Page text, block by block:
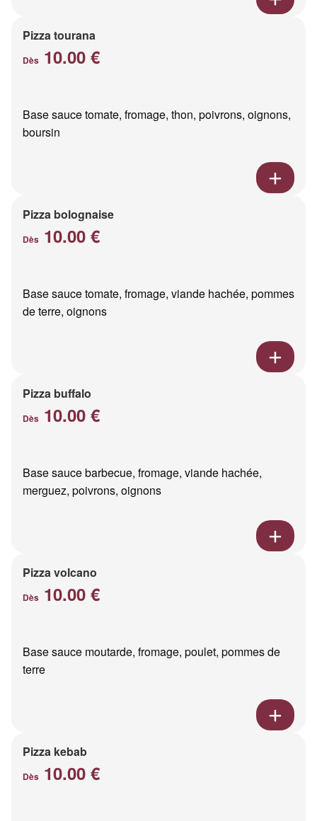
Pizza tourana
Dès 10.00 €
Base sauce tomate, fromage, thon, poivrons, oignons,
boursin
Pizza bolognaise
Dès 10.00 €
Base sauce tomate, fromage, viande hachée, pommes
de terre, oignons
Pizza buffalo
Dès 10.00 €
Base sauce barbecue, fromage, viande hachée,
merguez, poivrons, oignons
Pizza volcano
Dès 10.00 €
Base sauce moutarde, fromage, poulet, pommes de
terre
Pizza kebab
Dès 10.00 €